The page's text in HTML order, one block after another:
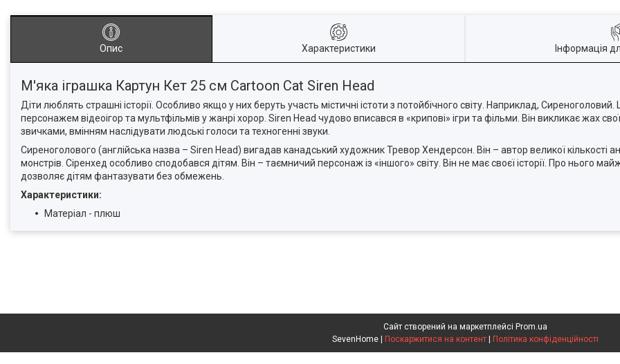
Опис Характеристики Інформація
М'яка іграшка Картун Кет 25 см Cartoon Cat Siren Head
Діти люблять страшні історії. Особливо якщо у них беруть участь містичні істоти з потойбічного світу. Наприклад,
персонажем відеоігор та мультфільмів у жанрі хорор. Siren Head чудово вписався в «крипові» ігри та фільми. Він викликає жах
звичками, вмінням наслідувати людські голоси та техногенні звуки.
Сиреноголового (англійська назва – Siren Head) вигадав канадський художник Тревор Хендерсон. Він – автор великої кількості
монстрів. Сіренхед особливо сподобався дітям. Він – таємничий персонаж із «іншого» світу. Він не має своєї історії. Про нього
дозволяє дітям фантазувати без обмежень.
Характеристики:
Матеріал - плюш
Сайт створений на маркетплейсі Prom.ua
SevenHome | Поскаржитися на контент | Політика конфіденційності